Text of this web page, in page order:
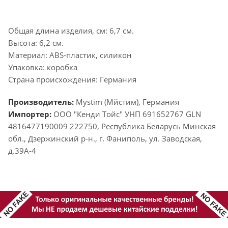
Общая длина изделия, см: 6,7 см.
Высота: 6,2 см.
Материал: ABS-пластик, силикон
Упаковка: коробка
Страна происхождения: Германия
Производитель: Mystim (Мйстим), Германия
Импортер: ООО "Кенди Тойс" УНП 691652767 GLN
4816477190009 222750, Республика Беларусь Минская
обл., Дзержинский р-н., г. Фаниполь, ул. Заводская,
д.39А-4